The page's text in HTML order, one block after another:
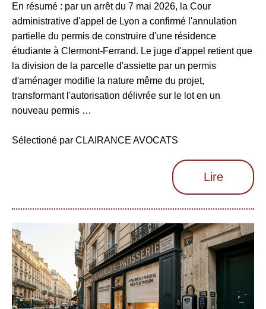
En résumé : par un arrêt du 7 mai 2026, la Cour
administrative d'appel de Lyon a confirmé l'annulation
partielle du permis de construire d'une résidence
étudiante à Clermont-Ferrand. Le juge d'appel retient que
la division de la parcelle d'assiette par un permis
d'aménager modifie la nature même du projet,
transformant l'autorisation délivrée sur le lot en un
nouveau permis …
Sélectioné par CLAIRANCE AVOCATS
Lire